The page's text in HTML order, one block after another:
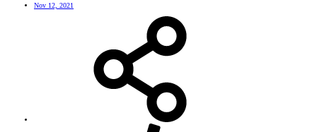
Nov 12, 2021